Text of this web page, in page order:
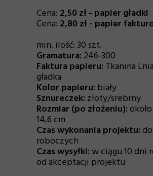
Cena: 2,50 zł - papier gładki
Cena: 2,80 zł - papier
min. ilość: 30 szt.
Gramatura: 246-300
Faktura papieru: Tkanina
gładka
Kolor papieru: biały
Sznureczek: złoty/srebrny
Rozmiar (po złożeniu):
14,6 cm
Czas wykonania projektu:
roboczych
Czas wysyłki:w ciągu 10 dni
od akceptacji projektu